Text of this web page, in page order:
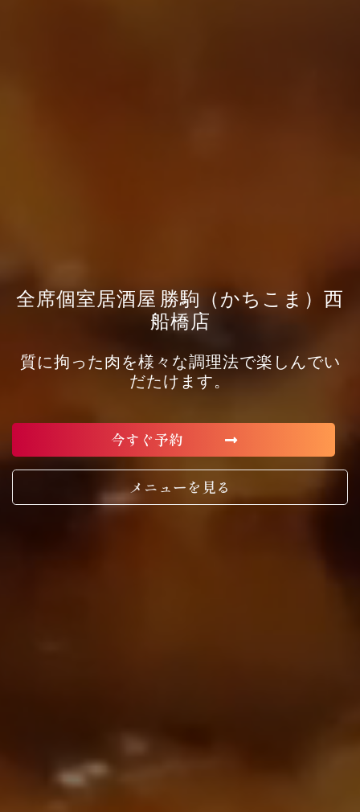
全席個室居酒屋 勝駒（かちこま）西
船橋店
質に拘った肉を様々な調理法で楽しんでい
だたけます。
今すぐ予約
メニューを見る